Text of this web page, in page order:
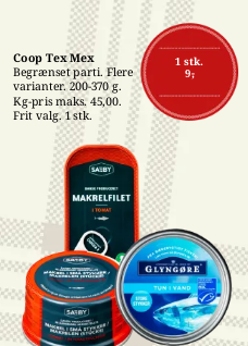
1 stk.
9,-
Coop Tex Mex
Begrænset parti. Flere
varianter. 200-370 g.
Kg-pris maks. 45,00.
Frit valg. 1 stk.